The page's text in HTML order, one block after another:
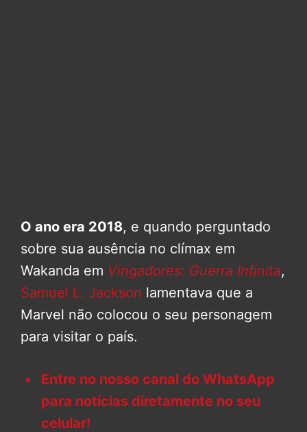
O ano era 2018, e quando perguntado
sobre sua ausência no clímax em
Wakanda em Vingadores: Guerra Infinita,
Samuel L. Jackson lamentava que a
Marvel não colocou o seu personagem
para visitar o país.
Entre no nosso canal do WhatsApp
para notícias diretamente no seu
celular!